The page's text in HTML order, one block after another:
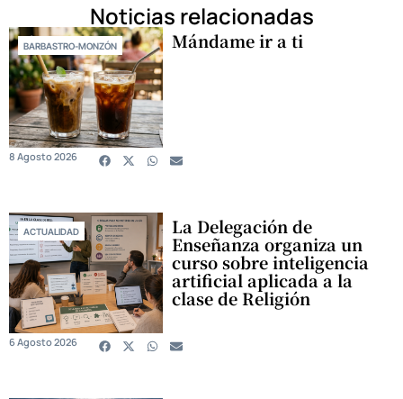
Noticias relacionadas
BARBASTRO-MONZÓN Mándame ir a ti
8 Agosto 2026
ACTUALIDAD La Delegación de
Enseñanza organiza un
curso sobre inteligencia
artificial aplicada a la
clase de Religión
6 Agosto 2026